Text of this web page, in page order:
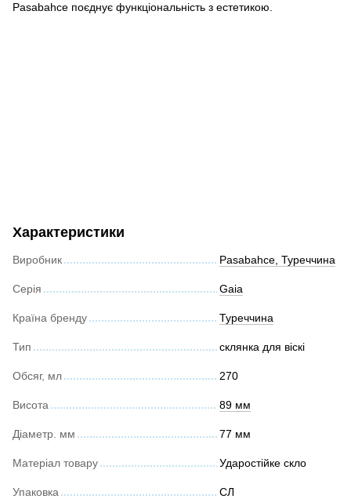
Pasabahce поєднує функціональність з естетикою.
Характеристики
Виробник Pasabahce, Туреччина
Серія Gaia
Країна бренду Туреччина
Тип склянка для віскі
Обсяг, мл 270
Висота 89 мм
Діаметр. мм 77 мм
Матеріал товару Ударостійке скло
Упаковка СЛ